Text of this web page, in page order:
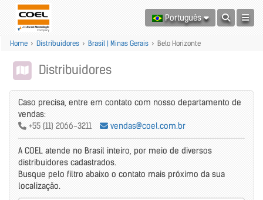
Português
Home > Distribuidores > Brasil | Minas Gerais > Belo Horizonte
Distribuidores
Caso precisa, entre em contato com nosso departamento de
vendas:
+55 (11) 2066-3211
vendas@coel.com.br
A COEL atende no Brasil inteiro, por meio de diversos
distribuidores cadastrados.
Busque pelo filtro abaixo o contato mais próximo da sua
localização.